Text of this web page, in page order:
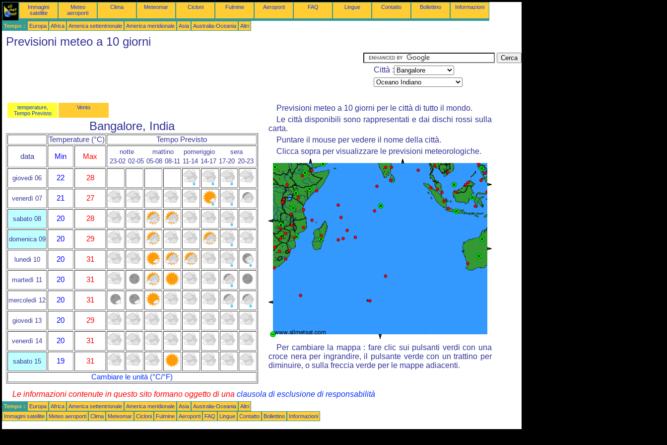
Immagini
satellite
Meteo
aeroporti
Clima Meteomar Cicloni Fulmine Aeroporti FAQ Lingue Contatto Bollettino Informazioni
Tempo : Europa Africa America settentrionale America meridionale Asia Australia-Oceania Altri
Previsioni meteo a 10 giorni
Città :
temperature,
Tempo Previsto
Vento
Bangalore, India
Temperature (°C) Tempo Previsto
data Min Max
notte mattino pomeriggio
sera
23-02 02-05 05-08 08-11 11-14 14-17 17-20 20-23
giovedi 06 22 28
venerdì 07 21 27
sabato 08 20 28
domenica 09 20 29
lunedi 10 20 31
martedì 11 20 31
mercoledì 12 20 31
giovedi 13 20 29
venerdì 14 20 31
sabato 15 19
31
Cambiare le unità (°C/°F)
Previsioni meteo a 10 giorni per le città di tutto il mondo.
Le città disponibili sono rappresentati e dai dischi rossi sulla
carta.
Puntare il mouse per vedere il nome della città.
Clicca sopra per visualizzare le previsioni meteorologiche.
Per cambiare la mappa : fare clic sui pulsanti verdi con una
croce nera per ingrandire, il pulsante verde con un trattino per
diminuire, o sulla freccia verde per le mappe adiacenti.
Le informazioni contenute in questo sito formano oggetto di una clausola di esclusione di responsabilità
Tempo : Europa Africa America settentrionale America meridionale Asia Australia-Oceania
Altri
Immagini satellite
Meteo aeroporti Clima Meteomar Cicloni Fulmine Aeroporti FAQ Lingue Contatto Bollettino Informazioni